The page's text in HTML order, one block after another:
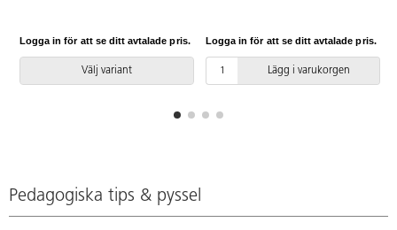
Logga in för att se ditt avtalade pris.
Välj variant
Logga in för att se ditt avtalade pris.
Lägg i varukorgen
Pedagogiska tips & pyssel